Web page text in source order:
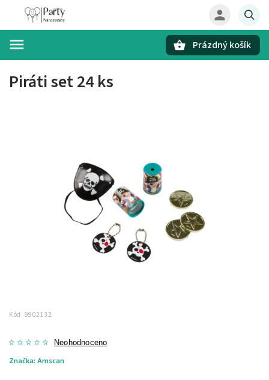
Prázdný košík
Piráti set 24 ks
Kód: 9902132
Neohodnoceno
Značka: Amscan